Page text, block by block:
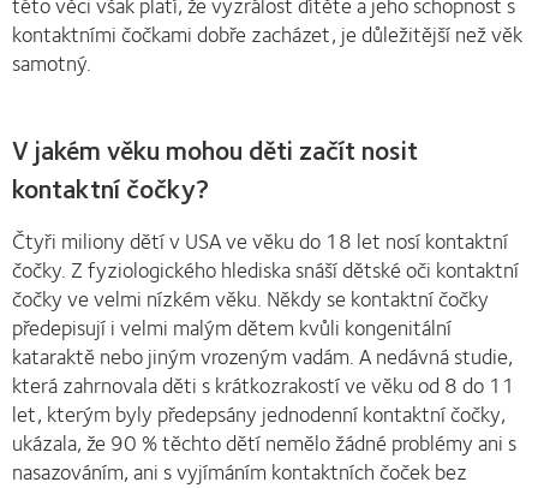
kontaktními čočkami dobře zacházet, je důležitější než věk
samotný.
V jakém věku mohou děti začít nosit
kontaktní čočky?
Čtyři miliony dětí v USA ve věku do 18 let nosí kontaktní
čočky. Z fyziologického hlediska snáší dětské oči kontaktní
čočky ve velmi nízkém věku. Někdy se kontaktní čočky
předepisují i velmi malým dětem kvůli kongenitální
kataraktě nebo jiným vrozeným vadám. A nedávná studie,
která zahrnovala děti s krátkozrakostí ve věku od 8 do 11
let, kterým byly předepsány jednodenní kontaktní čočky,
ukázala, že 90 % těchto dětí nemělo žádné problémy ani s
nasazováním, ani s vyjímáním kontaktních čoček bez